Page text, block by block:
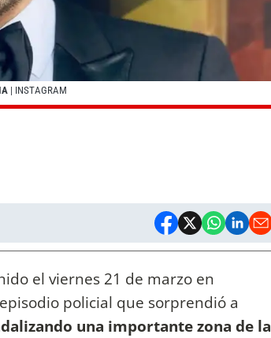
| INSTAGRAM
el viernes 21 de marzo en
policial que sorprendió a
una importante zona de la